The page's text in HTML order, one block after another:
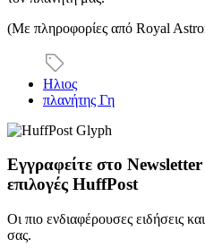
(Με πληροφορίες από Royal
Ηλιος
πλανήτης Γη
Εγγραφείτε στο
επιλογές HuffPost
Οι πιο ενδιαφέρουσες ειδήσεις
σας.